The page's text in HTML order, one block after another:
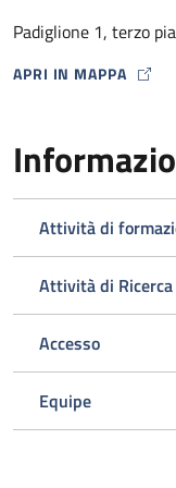
presso lo stesso
L’ambulatorio si
delle comorbosità
gli esami ematici o
opportuni
Padiglione 1, terzo
APRI IN MAPPA
MAP ICON
Attività di
Attività di Ricerca
Accesso
Equipe